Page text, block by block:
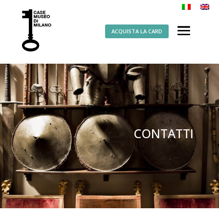
ACQUISTA LA CARD
CONTATTI